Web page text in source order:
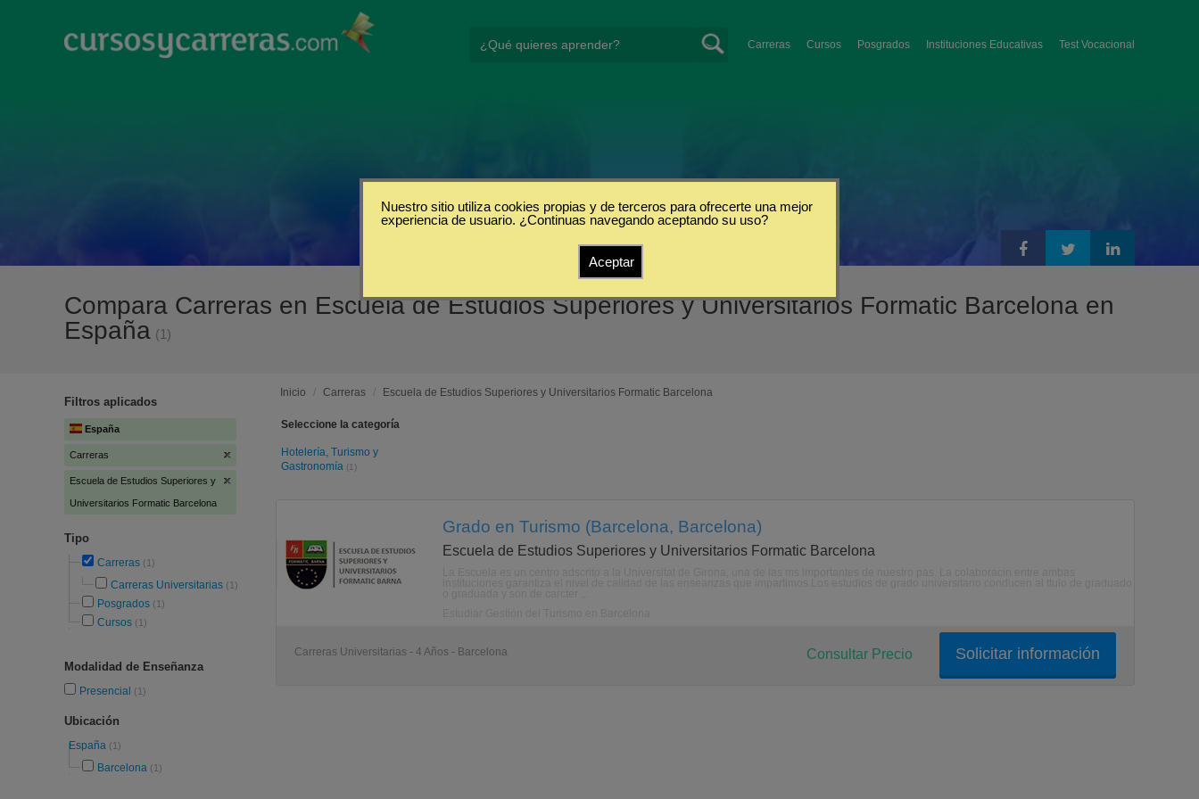
Carreras Cursos Posgrados Instituciones Educativas Test Vocacional
Compara Carreras en Escuela de Estudios Superiores y Universitarios Formatic Barcelona en
España (1)
Filtros aplicados
España
Carreras
Escuela de Estudios Superiores y
Universitarios Formatic Barcelona
Tipo
Carreras (1)
Carreras Universitarias (1)
Posgrados (1)
Cursos (1)
Modalidad de Enseñanza
Presencial (1)
Ubicación
España (1)
Barcelona (1)
Inicio / Carreras / Escuela de Estudios Superiores y Universitarios Formatic Barcelona
Seleccione la categoría
Hotelería, Turismo y
Gastronomía (1)
Grado en Turismo (Barcelona, Barcelona)
Escuela de Estudios Superiores y Universitarios Formatic Barcelona
Carreras Universitarias - 4 Años - Barcelona Solicitar información
Consultar Precio
Nuestro sitio utiliza cookies propias y de terceros para ofrecerte una mejor
experiencia de usuario. ¿Continuas navegando aceptando su uso?
Aceptar